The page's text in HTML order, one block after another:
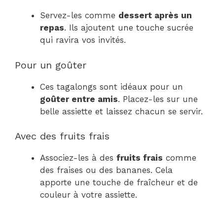
Servez-les comme dessert après un
repas. Ils ajoutent une touche sucrée
qui ravira vos invités.
Pour un goûter
Ces tagalongs sont idéaux pour un
goûter entre amis. Placez-les sur une
belle assiette et laissez chacun se servir.
Avec des fruits frais
Associez-les à des fruits frais comme
des fraises ou des bananes. Cela
apporte une touche de fraîcheur et de
couleur à votre assiette.